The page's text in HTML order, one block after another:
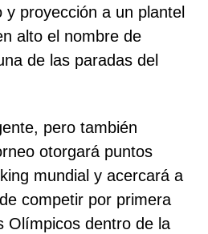
proyección a un plantel
alto el nombre de
de las paradas del
pero también
otorgará puntos
mundial y acercará a
competir por primera
Olímpicos dentro de la